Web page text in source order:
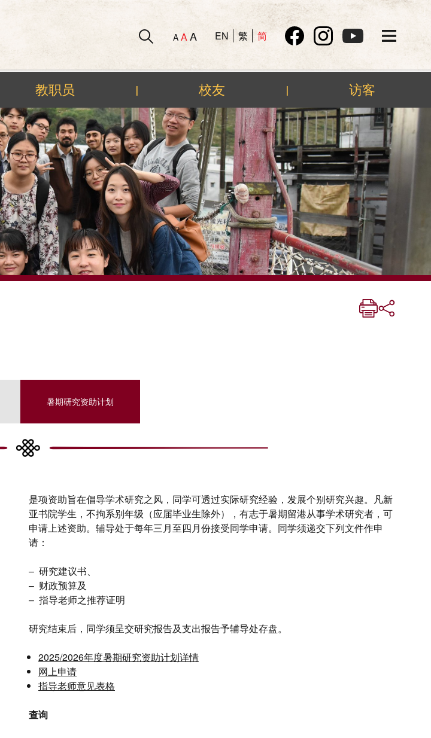
A AA EN 繁 简
教职员 | 校友 | 访客
暑期研究资助计划
是项资助旨在倡导学术研究之风，同学可透过实际研究经验，发展个别研究兴趣。凡新
亚书院学生，不拘系别年级（应届毕业生除外），有志于暑期留港从事学术研究者，可
申请上述资助。辅导处于每年三月至四月份接受同学申请。同学须递交下列文件作申
请：
– 研究建议书、
– 财政预算及
– 指导老师之推荐证明
研究结束后，同学须呈交研究报告及支出报告予辅导处存盘。
2025/2026年度暑期研究资助计划详情
网上申请
指导老师意见表格
查询